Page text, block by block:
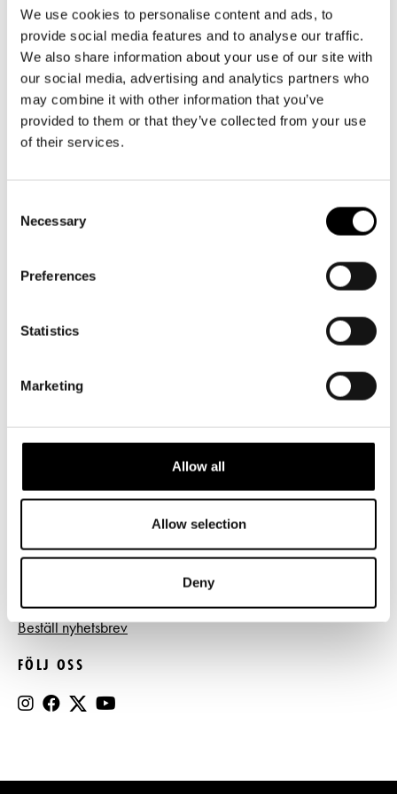
We use cookies to personalise content and ads, to
provide social media features and to analyse our traffic.
We also share information about your use of our site with
our social media, advertising and analytics partners who
may combine it with other information that you’ve
provided to them or that they’ve collected from your use
of their services.
Selection
Necessary
Preferences
Statistics
Marketing
Allow all
Allow selection
Deny
Presentkort
Tillgänglighet
Frågor & svar
Platskarta
Företag
Guidning
Teaterns verksamhet
Ensemble
Historia
Svenska Teatern Live
LOGGA IN
info@svenskateatern.fi
BILJETTER
Köp biljetter
Biljettkassan öppnar 11.8
Norra esplanaden 2
LÄNKAR
Frågor & svar
Press
Register- och dataskyddsbeskrivning
Beställ nyhetsbrev
FÖLJ OSS